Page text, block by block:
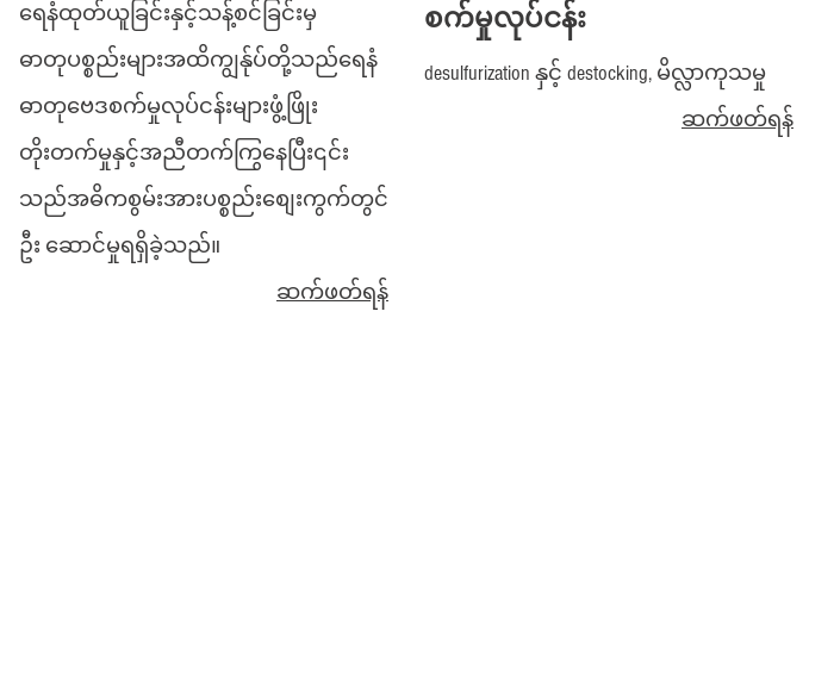
ရေနံထုတ်ယူခြင်းနှင့်သန့်စင်ခြင်းမှ
ဓာတုပစ္စည်းများအထိကျွန်ုပ်တို့သည်ရေနံ
ဓာတုဗေဒစက်မှုလုပ်ငန်းများဖွံ့ဖြိုး
တိုးတက်မှုနှင့်အညီတက်ကြွနေပြီး၎င်း
သည်အဓိကစွမ်းအားပစ္စည်းစျေးကွက်တွင်
ဦး ဆောင်မှုရရှိခဲ့သည်။
ဆက်ဖတ်ရန်
စက်မှုလုပ်ငန်း
desulfurization နှင့် destocking, မိလ္လာကုသမှု
ဆက်ဖတ်ရန်